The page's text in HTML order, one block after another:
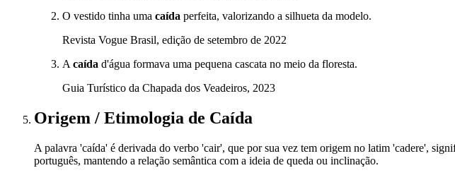
O vestido tinha uma caída perfeita, valorizando a silhueta da modelo.
Revista Vogue Brasil, edição de setembro de 2022
A caída d'água formava uma pequena cascata no meio da floresta.
Guia Turístico da Chapada dos Veadeiros, 2023
Origem / Etimologia de Caída
A palavra 'caída' é derivada do verbo 'cair', que por sua vez tem origem no latim 'cadere',
português, mantendo a relação semântica com a ideia de queda ou inclinação.